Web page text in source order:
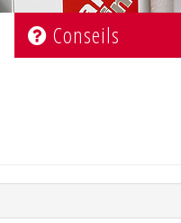
Conseils